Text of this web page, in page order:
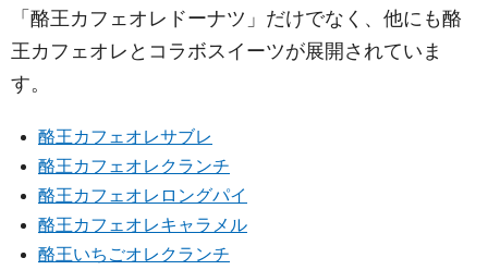
「酪王カフェオレドーナツ」だけでなく、他にも酪
王カフェオレとコラボスイーツが展開されていま
す。
酪王カフェオレサブレ
酪王カフェオレクランチ
酪王カフェオレロングパイ
酪王カフェオレキャラメル
酪王いちごオレクランチ